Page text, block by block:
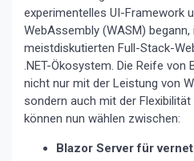
experimentelles UI-Framework
WebAssembly (WASM)
meistdiskutierten Full-Stack-
.NET-Ökosystem. Die Reife von
nicht nur mit der Leistung von
sondern auch mit der
können nun wählen zwischen:
Blazor Server für